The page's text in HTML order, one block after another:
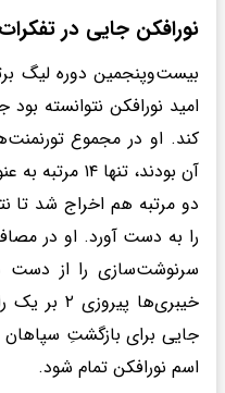
نورافکن جایی در تفکرات
بیست‌وپنجمین دوره لیگ
امید نورافکن نتوانسته
کند. او در مجموع
آن بودند،
دو مرتبه هم اخراج شد تا
را به دست آورد. او در
سرنوشت‌سازی را از دست
خیبری‌ها
جایی برای بازگشتِ سپاهان
اسم نورافکن تمام شود.